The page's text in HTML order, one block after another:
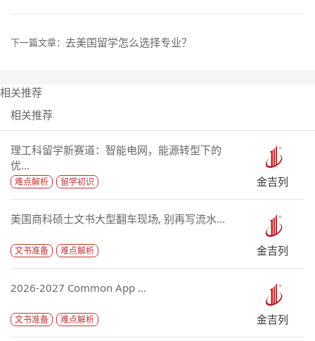
下一篇文章： 去美国留学怎么选择专业？
相关推荐
相关推荐
理工科留学新赛道：智能电网，能源转型下的
优...
难点解析 留学初识 金吉列
美国商科硕士文书大型翻车现场, 别再写流水...
文书准备 难点解析 金吉列
2026-2027 Common App ...
文书准备 难点解析 金吉列